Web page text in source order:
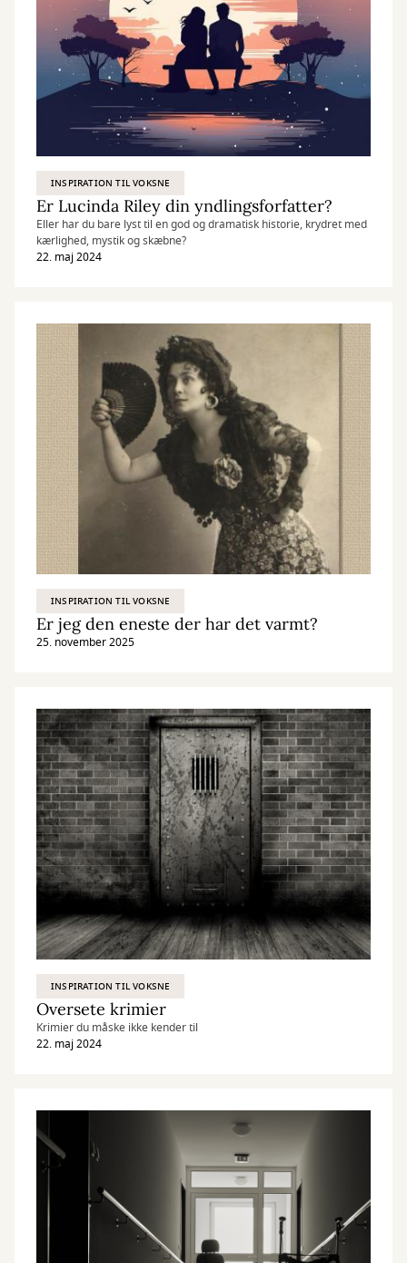
INSPIRATION TIL VOKSNE
Er Lucinda Riley din yndlingsforfatter?
Eller har du bare lyst til en god og dramatisk historie, krydret med
kærlighed, mystik og skæbne?
22. maj 2024
INSPIRATION TIL VOKSNE
Er jeg den eneste der har det varmt?
25. november 2025
INSPIRATION TIL VOKSNE
Oversete krimier
Krimier du måske ikke kender til
22. maj 2024